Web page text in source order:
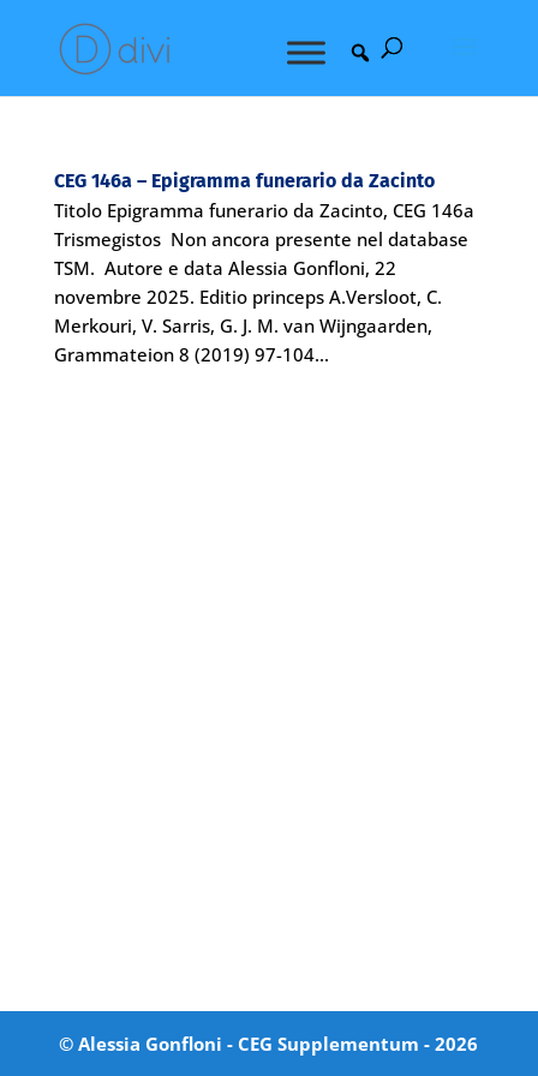
CEG 146a – Epigramma funerario da Zacinto
Titolo Epigramma funerario da Zacinto, CEG 146a
Trismegistos Non ancora presente nel database
TSM. Autore e data Alessia Gonfloni, 22
novembre 2025. Editio princeps A.Versloot, C.
Merkouri, V. Sarris, G. J. M. van Wijngaarden,
Grammateion 8 (2019) 97-104...
© Alessia Gonfloni - CEG Supplementum -2026